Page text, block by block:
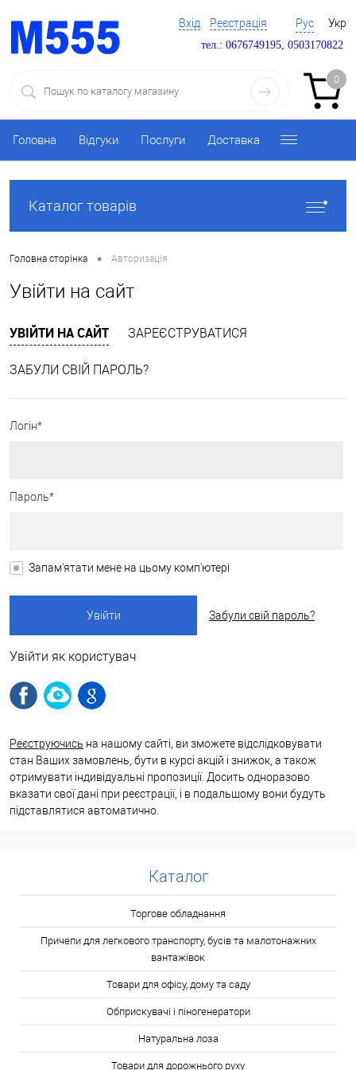
Вхід Реєстрація Рус Укр
тел.: 0676749195, 0503170822
0
Головна Відгуки Послуги Доставка
Каталог товарів
Головна сторінка • Авторизація
Увійти на сайт
УВІЙТИ НА САЙТ ЗАРЕЄСТРУВАТИСЯ
ЗАБУЛИ СВІЙ ПАРОЛЬ?
Логін*
Пароль*
Запам'ятати мене на цьому комп'ютері
Забули свій пароль?
Увійти як користувач
Реєструючись на нашому сайті, ви зможете відслідковувати
стан Ваших замовлень, бути в курсі акцій і знижок, а також
отримувати індивідуальні пропозиції. Досить одноразово
вказати свої дані при реєстрації, і в подальшому вони будуть
підставлятися автоматично.
Каталог
Торгове обладнання
Причепи для легкового транспорту, бусів та малотонажних
вантажівок
Товари для офісу, дому та саду
Обприскувачі і піногенератори
Натуральна лоза
Товари для дорожнього руху